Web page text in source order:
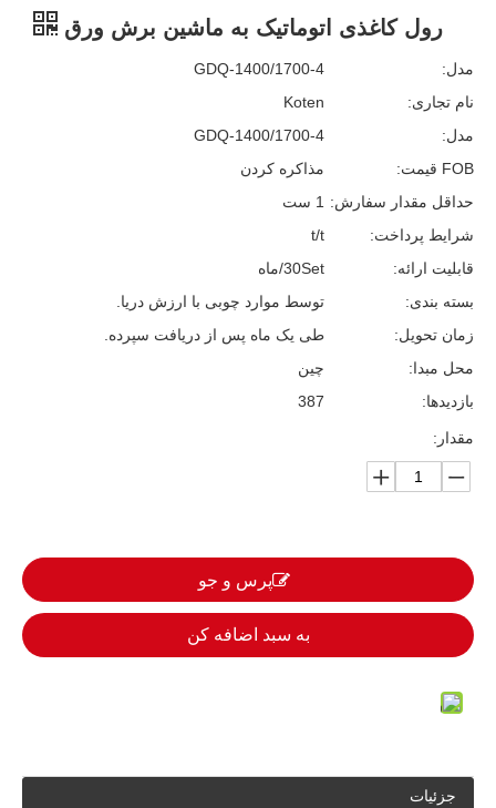
رول کاغذی اتوماتیک به ماشین برش ورق
مدل:
GDQ-1400/1700-4
نام تجاری:
Koten
مدل:
GDQ-1400/1700-4
FOB قیمت:
مذاکره کردن
حداقل مقدار سفارش: 1 ست
شرایط پرداخت:
t/t
قابلیت ارائه:
30Set/ماه
بسته بندی:
توسط موارد چوبی با ارزش دریا.
زمان تحویل:
طی یک ماه پس از دریافت سپرده.
محل مبدا:
چین
بازدیدها:
387
مقدار:
پرس و جو
به سبد اضافه کن
جزئیات